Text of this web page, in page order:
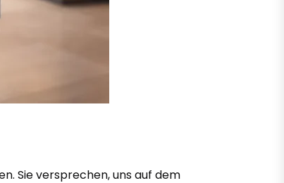
Sie versprechen, uns auf dem